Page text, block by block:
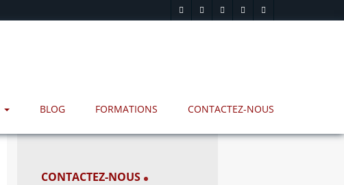
BLOG FORMATIONS CONTACTEZ-NOUS
CONTACTEZ-NOUS